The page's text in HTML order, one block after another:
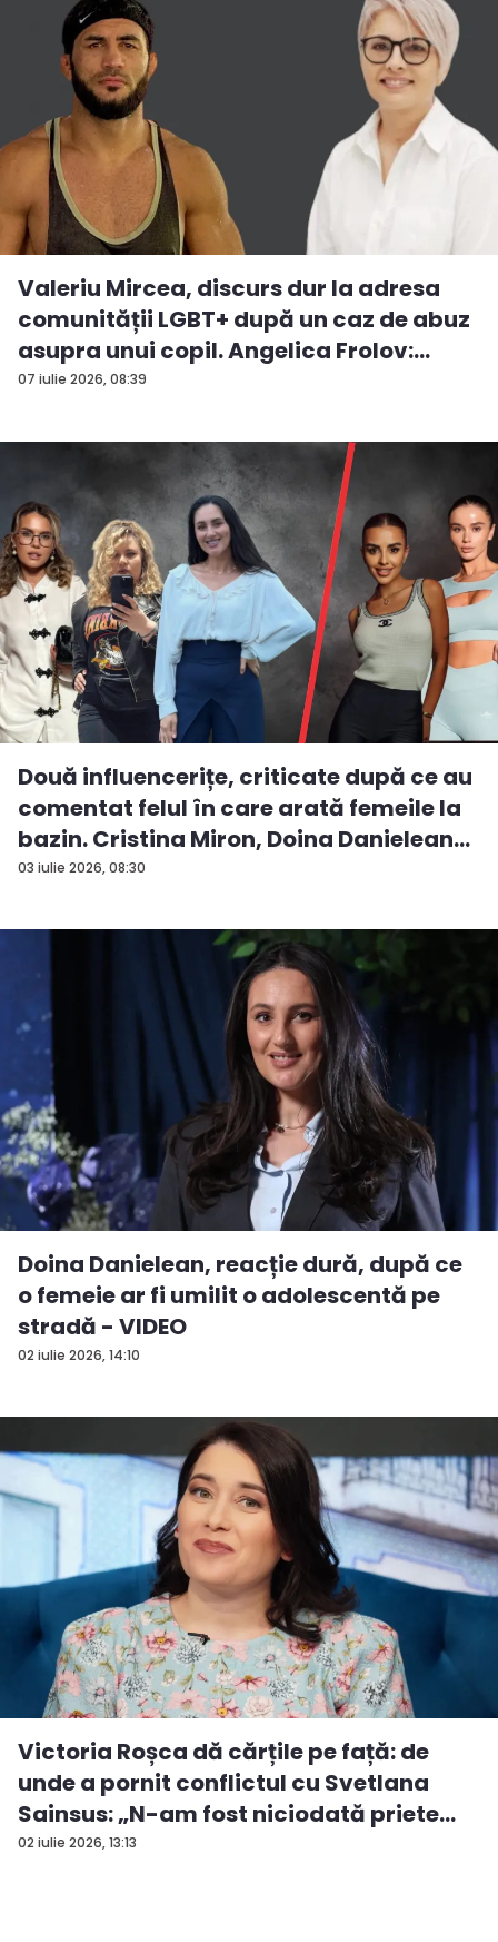
07 iulie 2026, 08:39
Valeriu Mircea, discurs dur la adresa
comunității LGBT+ după un caz de abuz
asupra unui copil. Angelica Frolov:
„Cum...
03 iulie 2026, 08:30
Două influencerițe, criticate după ce au
comentat felul în care arată femeile la
bazin. Cristina Miron, Doina Danielean
ș...
02 iulie 2026, 14:10
Doina Danielean, reacție dură, după ce
o femeie ar fi umilit o adolescentă pe
stradă - VIDEO
02 iulie 2026, 13:13
Victoria Roșca dă cărțile pe față: de
unde a pornit conflictul cu Svetlana
Sainsus: „N-am fost niciodată priete...